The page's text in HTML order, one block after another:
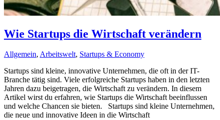
Wie Startups die Wirtschaft verändern
Allgemein, Arbeitswelt, Startups & Economy
Startups sind kleine, innovative Unternehmen, die oft in der IT-
Branche tätig sind. Viele erfolgreiche Startups haben in den letzten
Jahren dazu beigetragen, die Wirtschaft zu verändern. In diesem
Artikel wirst du erfahren, wie Startups die Wirtschaft beeinflussen
und welche Chancen sie bieten. Startups sind kleine Unternehmen,
die neue und innovative Ideen in die Wirtschaft